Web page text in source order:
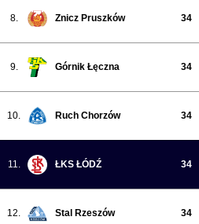
8. Znicz Pruszków 34
9. Górnik Łęczna 34
10. Ruch Chorzów 34
11. ŁKS ŁÓDŹ 34
12. Stal Rzeszów 34